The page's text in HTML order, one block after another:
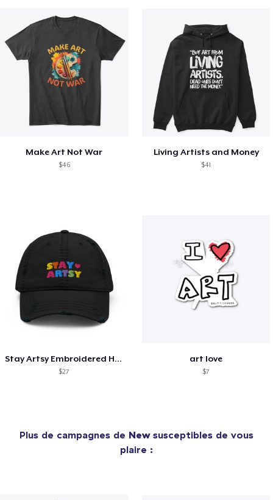
Make Art Not War
$46
Living Artists and Money
$41
Stay Artsy Embroidered Hat
$27
art love
$7
Plus de campagnes de Newsusceptibles de vous
plaire :